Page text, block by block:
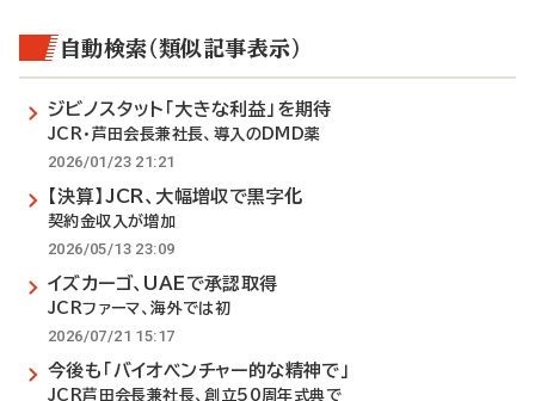
自動検索（類似記事表示）
ジビノスタット「大きな利益」を期待
JCR・芦田会長兼社長、導入のDMD薬
2026/01/23 21:21
【決算】JCR、大幅増収で黒字化
契約金収入が増加
2026/05/13 23:09
イズカーゴ、UAEで承認取得
JCRファーマ、海外では初
2026/07/21 15:17
今後も「バイオベンチャー的な精神で」
JCR芦田会長兼社長、創立50周年式典で